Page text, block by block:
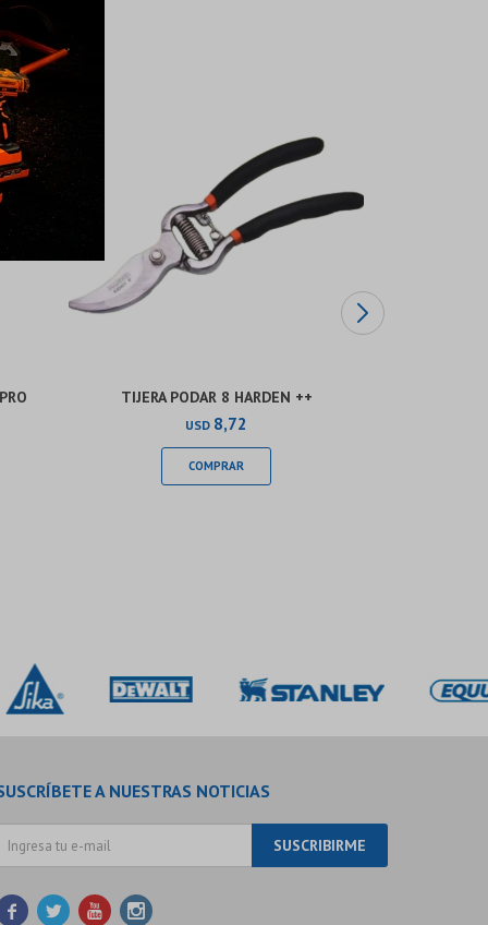
TIJERA PODAR 8 HARDEN ++
USD 8,72
A NUESTRAS NOTICIAS
SUSCRIBIRME
   